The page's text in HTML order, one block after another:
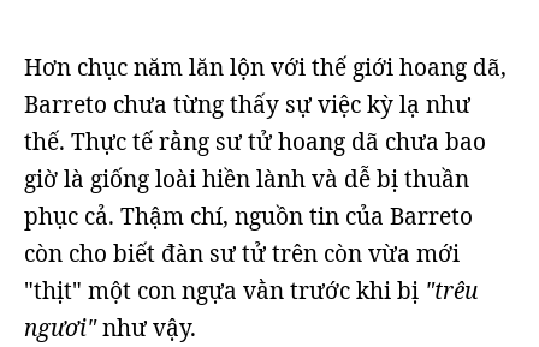
Hơn chục năm lăn lộn với thế giới hoang dã,
Barreto chưa từng thấy sự việc kỳ lạ như
thế. Thực tế rằng sư tử hoang dã chưa bao
giờ là giống loài hiền lành và dễ bị thuần
phục cả. Thậm chí, nguồn tin của Barreto
còn cho biết đàn sư tử trên còn vừa mới
"thịt" một con ngựa vằn trước khi bị "trêu
ngươi"như vậy.